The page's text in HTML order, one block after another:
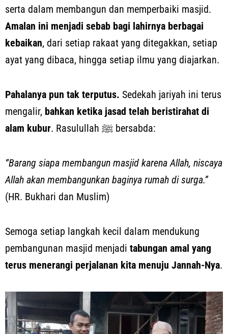
serta dalam membangun dan memperbaiki masjid.
Amalan ini menjadi sebab bagi lahirnya berbagai
kebaikan, dari setiap rakaat yang ditegakkan, setiap
ayat yang dibaca, hingga setiap ilmu yang diajarkan.
Pahalanya pun tak terputus. Sedekah jariyah ini terus
mengalir, bahkan ketika jasad telah beristirahat di
alam kubur
. Rasulullah ﷺ bersabda:
“Barang siapa membangun masjid karena Allah, niscaya
Allah akan membangunkan baginya rumah di surga.”
(HR. Bukhari dan Muslim)
Semoga setiap langkah kecil dalam mendukung
pembangunan masjid menjadi tabungan amal yang
terus menerangi perjalanan kita menuju Jannah-Nya.